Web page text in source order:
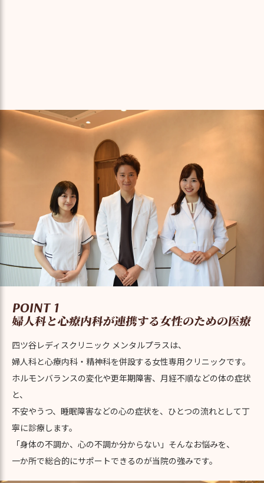
POINT 1
四ツ谷レディスクリニック メンタルプラスは、
婦人科と心療内科・精神科を併設する女性専用クリニックです。
ホルモンバランスの変化や更年期障害、月経不順などの体の症状
と、
不安やうつ、睡眠障害などの心の症状を、ひとつの流れとして丁
寧に診療します。
「身体の不調か、心の不調か分からない」そんなお悩みを、
一か所で総合的にサポートできるのが当院の強みです。